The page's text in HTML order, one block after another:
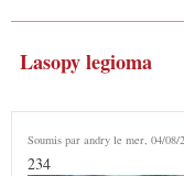
Lasopy legioma
Soumis par andry le mer, 04/08/
234